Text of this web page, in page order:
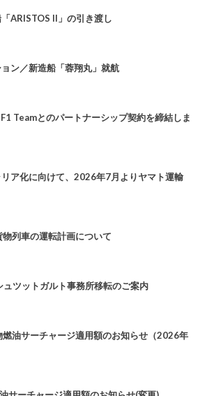
ARISTOS II」の引き渡し
ン／新造船「蓉翔丸」就航
Teamとのパートナーシップ契約を締結しま
リア化に向けて、2026年7月よりヤマト運輸
列車の運転計画について
ツットガルト事務所移転のご案内
油サーチャージ適用額のお知らせ（2026年